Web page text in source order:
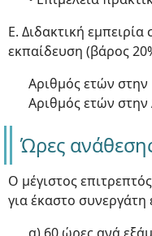
Ε. Διδακτική
εκπαίδευση (βάρος
Αριθμός ετών
Αριθμός ετών
Ώρες
Ο μέγιστος
για έκαστο συνεργάτη